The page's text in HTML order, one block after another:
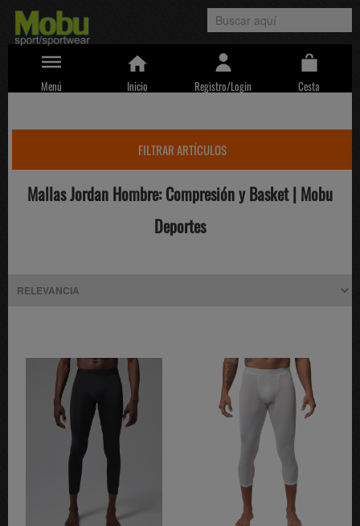
Menú Inicio Registro/Login Cesta
FILTRAR ARTÍCULOS
Mallas Jordan Hombre: Compresión y Basket | Mobu
Deportes